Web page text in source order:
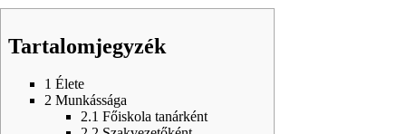
Tartalomjegyzék
1 Élete
2 Munkássága
2.1 Főiskola tanárként